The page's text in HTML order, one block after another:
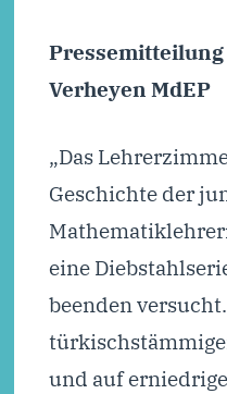
Pressemitteilung
Verheyen MdEP
„Das
Geschichte der
eine
beenden
und auf